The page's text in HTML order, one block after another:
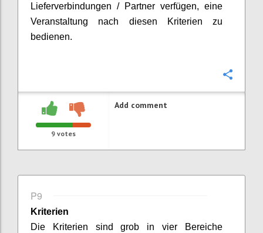
Lieferverbindungen / Partner verfügen, eine
Veranstaltung nach diesen Kriterien zu
bedienen.
9 votes
Add comment
P9
Kriterien
Die Kriterien sind grob invier Bereiche